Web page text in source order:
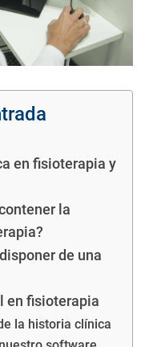
en fisioterapia y
la
de una
en fisioterapia
la historia clínica